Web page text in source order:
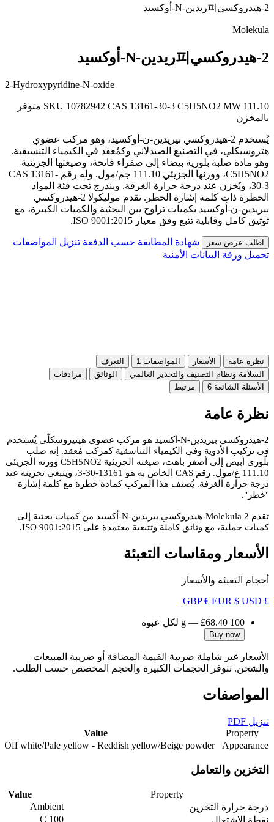
2-هيدروكسي피ريدين-N-أوكسيد
Molekula
2-هيدروكسي피ريدين-N-أوكسيد
2-Hydroxypyridine-N-oxide
SKU 10782942 CAS 13161-30-3 C5H5NO2 MW 111.10
متوفر
بالمخزن
يُستخدم 2-هيدروكسي بيريدين-ن-أوكسيد، وهو مركب عضوي
هتروسيكلي، في التصنيع الصيدلاني وكمُعقد في الكيمياء التنسيقية.
وهو مادة صلبة بلورية بيضاء إلى صفراء فاتحة، وصيغتها الجزيئية
C5H5NO2، ووزنها الجزيئي 111.10 جم/مول. وله رقم CAS 13161-
30-3، ويُخزن عند درجة حرارة الغرفة. ويندرج تحت فئة المواد
الخطرة ذات كلمة إشارة الخطر. تقدم موليكولا 2-هيدروكسي
بيريدين-ن-أوكسيد بكميات تراوح بين البحثية والكميات الكبيرة، مع
توثيق كامل وقابلية تتبع وفق معيار ISO 9001:2015.
اطلب عرض سعر شهادة المطابقة حسب الدفعة تنزيل المواصفات
تحميل ورقة البيانات الأمنية
نظرة عامة الأسعار المواصفات 1
التعرف
السلامة ونظام التصنيف والتحذير العالمي
الوثائق
مرادفات
الأسئلة الشائعة 6 مرتبط
نظرة عامة
2-هيدروكسي بيريدين-N-أكسيد هو مركب عضوي هيتيروسكلّي يُستخدم
في تركيب الأدوية وفي الكيمياء التناسقية كمركب مُعقد. إنه صلب
بلّوري أبيض إلى أصفر باهت، صيغته الجزيئية C5H5NO2 ووزنه الجزيئي
111.10 غ/مول. رقم CAS الخاص به هو 13161-30-3، وينبغي تخزينه عند
درجة حرارة الغرفة. يُصنف هذا المركب كمادة خطرة مع كلمة إشارة
"خطر".
تقدم Molekula 2-هيدروكسي بيريدين-N-أكسيد من كميات بحثية إلى
كميات جملية، مع وثائق كاملة وتتبعية معتمدة على ISO 9001:2015.
الأسعار ومقاسات التعبئة
أحجام التعبئة والأسعار
£ GBP
€ EUR $ USD
100 g
— £68.40 لكل عبوة
Buy now
الأسعار غير شاملة ضريبة القيمة المضافة أو ضريبة المبيعات
والشحن. تتوفر الحجمات الكبيرة والحجم المخصص حسب الطلب.
المواصفات
تنزيل PDF
Property
Value
Appearance
Off white/Pale yellow - Reddish yellow/Beige powder
التخزين والتعامل
Property
Value
درجة حرارة التخزين
Ambient
نقطة الاشتعال
100 C